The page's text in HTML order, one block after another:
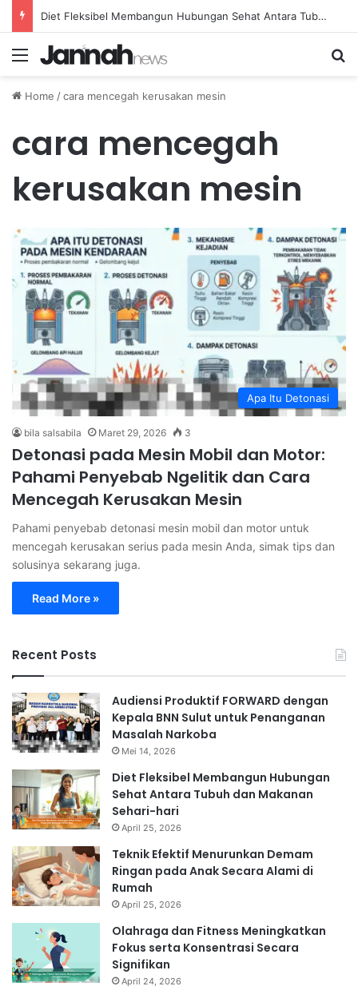
Diet Fleksibel Membangun Hubungan Sehat Antara Tubuh dan Makanan Sehari-hari
Menu
Home /cara mencegah kerusakan mesin
cara mencegah
kerusakan mesin
Apa Itu Detonasi
bila salsabila Maret 29, 2026 3
Detonasi pada Mesin Mobil dan Motor:
Pahami Penyebab Ngelitik dan Cara
Mencegah Kerusakan Mesin
Pahami penyebab detonasi mesin mobil dan motor untuk
mencegah kerusakan serius pada mesin Anda, simak tips dan
solusinya sekarang juga.
Read More »
Recent Posts
Audiensi Produktif FORWARD dengan
Kepala BNN Sulut untuk Penanganan
Masalah Narkoba
Mei 14, 2026
Diet Fleksibel Membangun Hubungan
Sehat Antara Tubuh dan Makanan
Sehari-hari
April 25, 2026
Teknik Efektif Menurunkan Demam
Ringan pada Anak Secara Alami di
Rumah
April 25, 2026
Olahraga dan Fitness Meningkatkan
Fokus serta Konsentrasi Secara
Signifikan
April 24, 2026